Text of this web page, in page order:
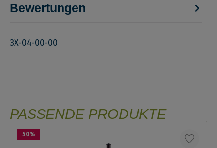
Bewertungen
3X-04-00-00
PASSENDE PRODUKTE
50%